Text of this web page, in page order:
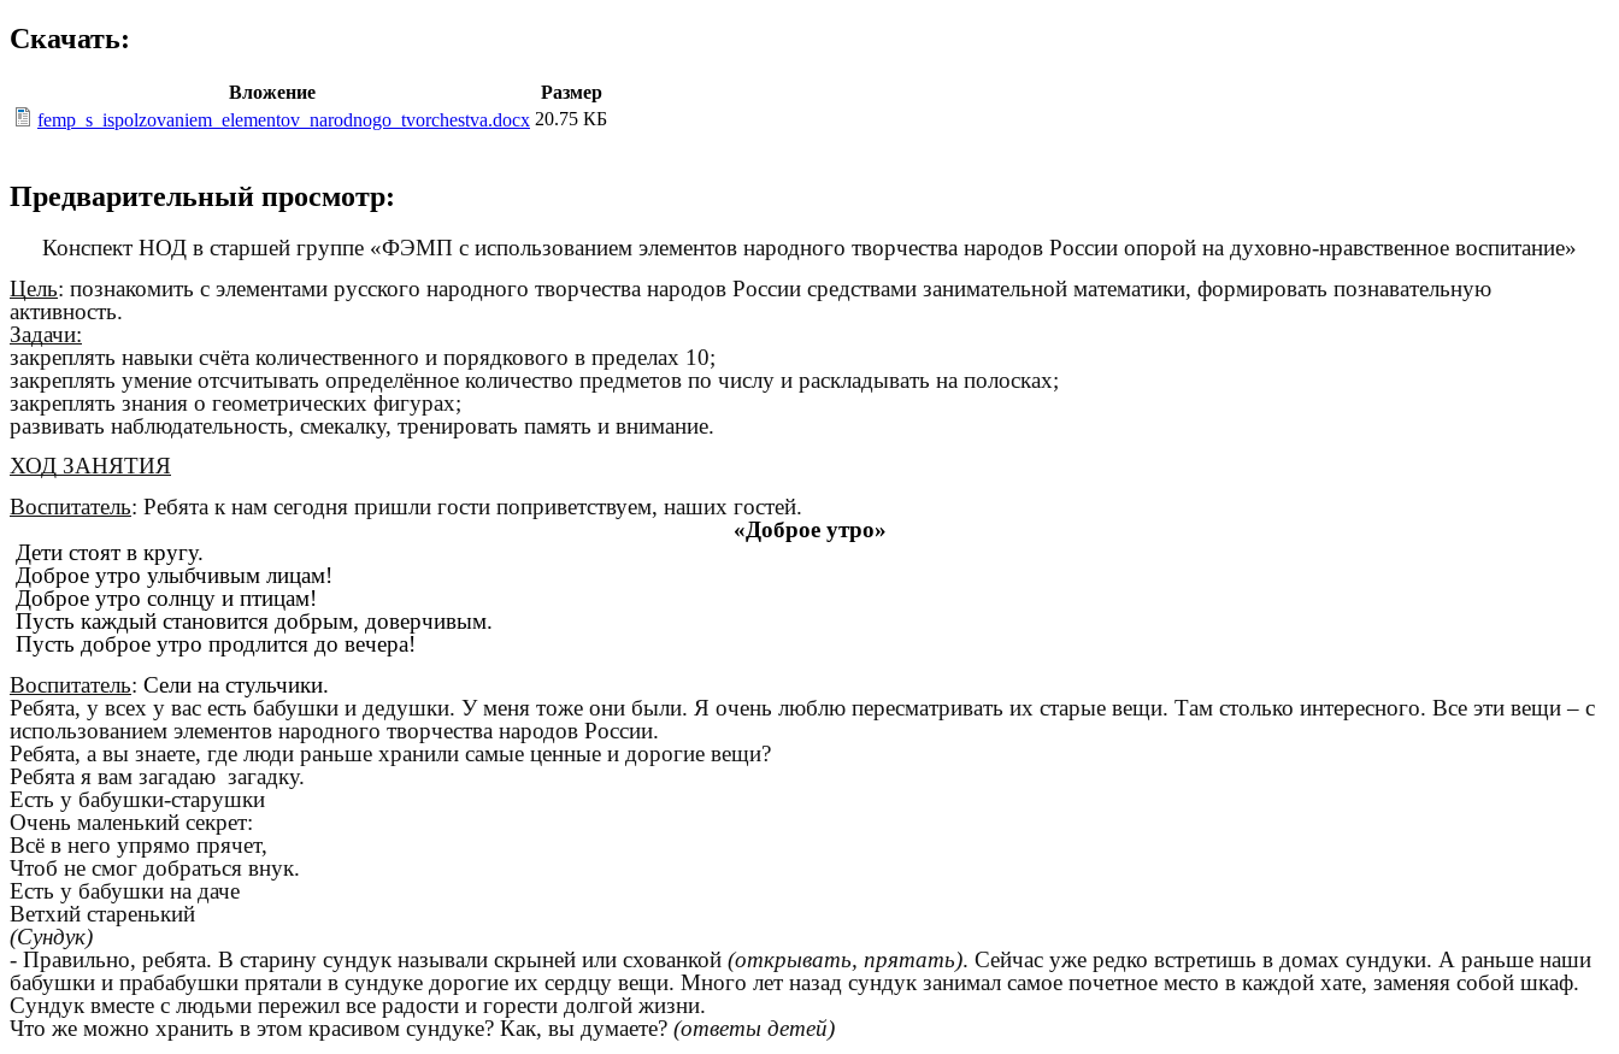
Скачать:
Вложение
Размер
femp_s_ispolzovaniem_elementov_narodnogo_tvorchestva.docx 20.75 КБ
Предварительный просмотр:
Конспект НОД в старшей группе «ФЭМП с использованием элементов народного творчества народов России опорой на духовно-нравственное воспитание»
Цель: познакомить с элементами русского народного творчества народов России средствами занимательной математики, формировать познавательную
активность.
Задачи:
закреплять навыки счёта количественного и порядкового в пределах 10;
закреплять умение отсчитывать определённое количество предметов по числу и раскладывать на полосках;
закреплять знания о геометрических фигурах;
развивать наблюдательность, смекалку, тренировать память и внимание.
ХОД ЗАНЯТИЯ
Воспитатель: Ребята к нам сегодня пришли гости поприветствуем, наших гостей.
«Доброе утро»
Дети стоят в кругу.
Доброе утро улыбчивым лицам!
Доброе утро солнцу и птицам!
Пусть каждый становится добрым, доверчивым.
Пусть доброе утро продлится до вечера!
Воспитатель: Сели на стульчики.
Ребята, у всех у вас есть бабушки и дедушки. У меня тоже они были. Я очень люблю пересматривать их старые вещи. Там столько интересного. Все эти вещи – с
использованием элементов народного творчества народов России.
Ребята, а вы знаете, где люди раньше хранили самые ценные и дорогие вещи?
Ребята я вам загадаю загадку.
Есть у бабушки-старушки
Очень маленький секрет:
Всё в него упрямо прячет,
Чтоб не смог добраться внук.
Есть у бабушки на даче
Ветхий старенький
(Сундук)
- Правильно, ребята. В старину сундук называли скрыней или схованкой (открывать, прятать). Сейчас уже редко встретишь в домах сундуки. А раньше наши
бабушки и прабабушки прятали в сундуке дорогие их сердцу вещи. Много лет назад сундук занимал самое почетное место в каждой хате, заменяя собой шкаф.
Сундук вместе с людьми пережил все радости и горести долгой жизни.
Что же можно хранить в этом красивом сундуке? Как, вы думаете? (ответы детей)